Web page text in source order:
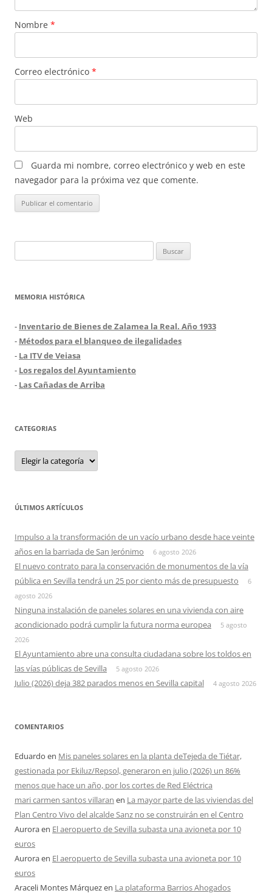
Nombre *
Correo electrónico *
Web
Guarda mi nombre, correo electrónico y web en este
navegador para la próxima vez que comente.
MEMORIA HISTÓRICA
- Inventario de Bienes de Zalamea la Real. Año 1933
- Métodos para el blanqueo de ilegalidades
- La ITV de Veiasa
- Los regalos del Ayuntamiento
- Las Cañadas de Arriba
CATEGORIAS
Categorias
ÚLTIMOS ARTÍCULOS
Impulso a la transformación de un vacío urbano desde hace veinte
años en la barriada de San Jerónimo
6 agosto 2026
El nuevo contrato para la conservación de monumentos de la vía
pública en Sevilla tendrá un 25 por ciento más de presupuesto
6
agosto 2026
Ninguna instalación de paneles solares en una vivienda con aire
acondicionado podrá cumplir la futura norma europea
5 agosto
2026
El Ayuntamiento abre una consulta ciudadana sobre los toldos en
las vías públicas de Sevilla
5 agosto 2026
Julio (2026) deja 382 parados menos en Sevilla capital 4 agosto 2026
COMENTARIOS
Eduardo en Mis paneles solares en la planta deTejeda de Tiétar,
gestionada por Ekiluz/Repsol, generaron en julio (2026) un 86%
menos que hace un año, por los cortes de Red Eléctrica
mari carmen santos villaran en La mayor parte de las viviendas del
Plan Centro Vivo del alcalde Sanz no se construirán en el Centro
Auroraen El aeropuerto de Sevilla subasta una avioneta por 10
euros
Auroraen El aeropuerto de Sevilla subasta una avioneta por 10
euros
Araceli Montes Márquezen La plataforma Barrios Ahogados